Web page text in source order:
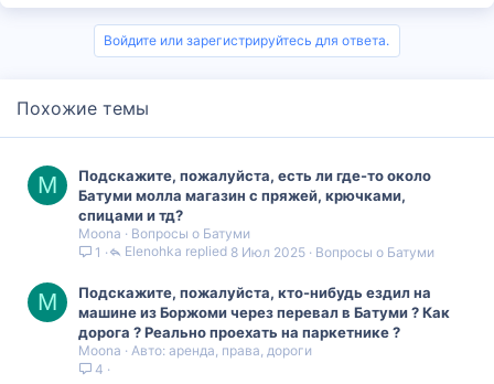
Войдите или зарегистрируйтесь для ответа.
Похожие темы
M
Подскажите, пожалуйста, есть ли где-то около
Батуми молла магазин с пряжей, крючками,
спицами и тд?
Moona
Вопросы о Батуми
1
Вопросы о Батуми
8 Июл 2025
Elenohka
M
Подскажите, пожалуйста, кто-нибудь ездил на
машине из Боржоми через перевал в Батуми ? Как
дорога ? Реально проехать на паркетнике ?
Moona
Авто: аренда, права, дороги
4